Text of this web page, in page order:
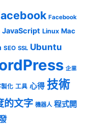
Facebook
JavaScript Linux Mac
SEO SSL Ubuntu
企業
化 工具 心得 技術
的文字 機器人 程式開